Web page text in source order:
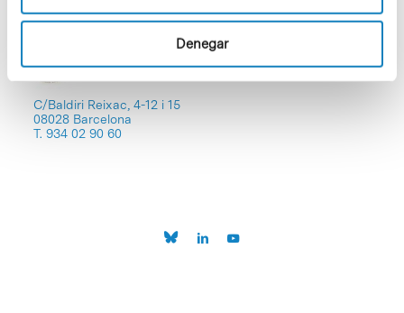
Denegar
C/Baldiri Reixac, 4-12 i 15
08028 Barcelona
T. 934 02 90 60